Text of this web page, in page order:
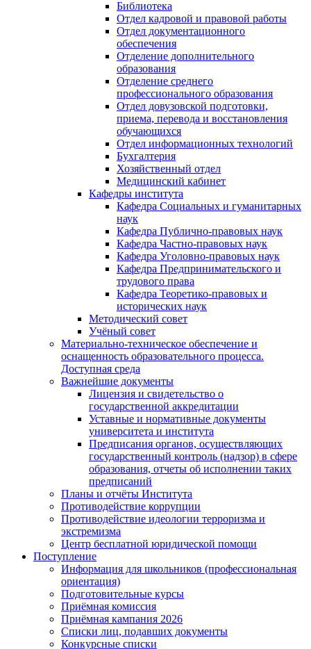
Библиотека
Отдел кадровой и правовой работы
Отдел документационного
обеспечения
Отделение дополнительного
образования
Отделение среднего
профессионального образования
Отдел довузовской подготовки,
приема, перевода и восстановления
обучающихся
Отдел информационных технологий
Бухгалтерия
Хозяйственный отдел
Медицинский кабинет
Кафедры института
Кафедра Социальных и гуманитарных
наук
Кафедра Публично-правовых наук
Кафедра Частно-правовых наук
Кафедра Уголовно-правовых наук
Кафедра Предпринимательского и
трудового права
Кафедра Теоретико-правовых и
исторических наук
Методический совет
Учёный совет
Материально-техническое обеспечение и
оснащенность образовательного процесса.
Доступная среда
Важнейшие документы
Лицензия и свидетельство о
государственной аккредитации
Уставные и нормативные документы
университета и института
Предписания органов, осуществляющих
государственный контроль (надзор) в сфере
образования, отчеты об исполнении таких
предписаний
Планы и отчёты Института
Противодействие коррупции
Противодействие идеологии терроризма и
экстремизма
Центр бесплатной юридической помощи
Поступление
Информация для школьников (профессиональная
ориентация)
Подготовительные курсы
Приёмная комиссия
Приёмная кампания 2026
Списки лиц, подавших документы
Конкурсные списки